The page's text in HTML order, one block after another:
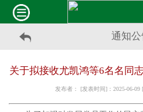
通知
关于拟接收尤凯鸿等6名名同
发布者： [发表时间]：2025-06-09